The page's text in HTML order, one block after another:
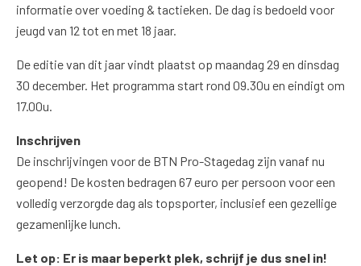
informatie over voeding & tactieken. De dag is bedoeld voor
jeugd van 12 tot en met 18 jaar.
De editie van dit jaar vindt plaatst op maandag 29 en dinsdag
30 december. Het programma start rond 09.30u en eindigt om
17.00u.
Inschrijven
De inschrijvingen voor de BTN Pro-Stagedag zijn vanaf nu
geopend! De kosten bedragen 67 euro per persoon voor een
volledig verzorgde dag als topsporter, inclusief een gezellige
gezamenlijke lunch.
Let op: Er is maar beperkt plek, schrijf je dus snel in!